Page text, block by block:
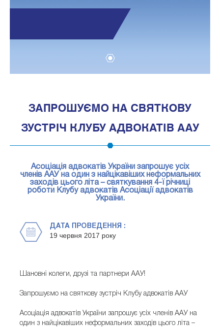
ЗАПРОШУЄМО НА СВЯТКОВУ
ЗУСТРІЧ КЛУБУ АДВОКАТІВ ААУ
Асоціація адвокатів України запрошує усіх
членів ААУ на один з найцікавіших неформальних
заходів цього літа – святкування 4-ї річниці
роботи Клубу адвокатів Асоціації адвокатів
України.
ДАТА ПРОВЕДЕННЯ :
19 червня 2017 року
Шановні колеги, друзі та партнери ААУ!
Запрошуємо на святкову зустріч Клубу адвокатів ААУ
Асоціація адвокатів України запрошує усіх членів ААУ на
один з найцікавіших неформальних заходів цього літа –